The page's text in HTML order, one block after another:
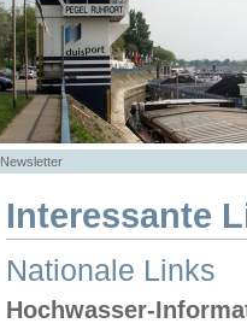
Newsletter
Interessante
Nationale Links
Hochwasser-